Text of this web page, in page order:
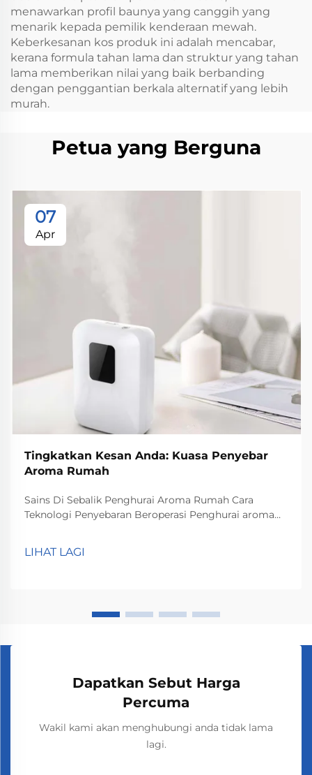
menawarkan profil baunya yang canggih yang
menarik kepada pemilik kenderaan mewah.
Keberkesanan kos produk ini adalah mencabar,
kerana formula tahan lama dan struktur yang tahan
lama memberikan nilai yang baik berbanding
dengan penggantian berkala alternatif yang lebih
murah.
Petua yang Berguna
07
Apr
Tingkatkan Kesan Anda: Kuasa Penyebar
Aroma Rumah
Sains Di Sebalik Penghurai Aroma Rumah Cara
Teknologi Penyebaran Beroperasi Penghurai aroma
seluruh bilik. Secara asasnya, apa yang berlaku ialah
ruang tersebut.
LIHAT LAGI
Dapatkan Sebut Harga
Percuma
Wakil kami akan menghubungi anda tidak lama
lagi.